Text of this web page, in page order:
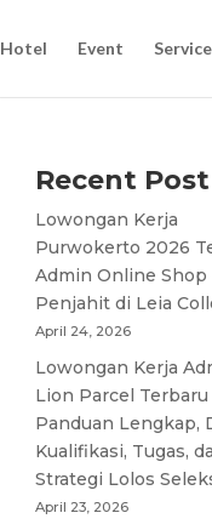
Hotel Event Service
Recent Post
Lowongan Kerja
Purwokerto 2026
Admin Online Shop
Penjahit di Leia
April 24, 2026
Lowongan Kerja
Lion Parcel Terbaru
Panduan Lengkap,
Kualifikasi, Tugas,
Strategi Lolos
April 23, 2026